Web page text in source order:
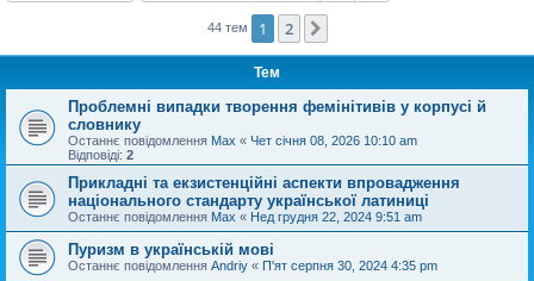
44 тем 1 2
Тем
Проблемні випадки творення фемінітивів у корпусі й
словнику
Останнє повідомлення Max « Чет січня 08, 2026 10:10 am
Відповіді: 2
Прикладні та екзистенційні аспекти впровадження
національного стандарту української латиниці
Останнє повідомлення Max « Нед грудня 22, 2024 9:51 am
Пуризм в українській мові
Останнє повідомлення Andriy « П'ят серпня 30, 2024 4:35 pm